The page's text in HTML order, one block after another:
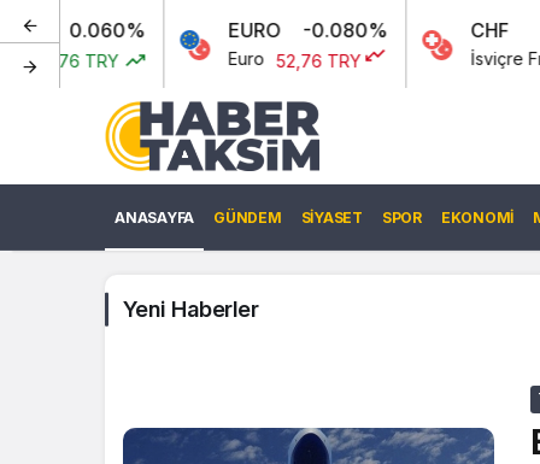
EURO -0.080%
Euro 52,76 TRY
CHF
İsviçre Frangı 57,27
ANASAYFA GÜNDEM SIYASET SPOR EKONOMI
Yeni Haberler